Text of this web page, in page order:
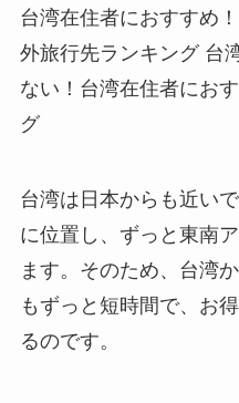
台湾在住者におすすめ
外旅行先ランキング 台
ない！台湾在住者にお
グ
台湾は日本からも近い
に位置し、ずっと東南
ます。そのため、台湾
もずっと短時間で、お
るのです。